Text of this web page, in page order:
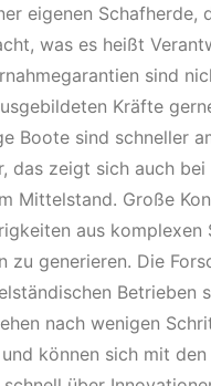
eigenen Schafherde,
was es heißt
sind
Kräfte
Boote sind schneller
das zeigt sich auch bei
Mittelstand. Große
aus komplexen
zu generieren. Die
Betrieben
nach wenigen
können sich mit den